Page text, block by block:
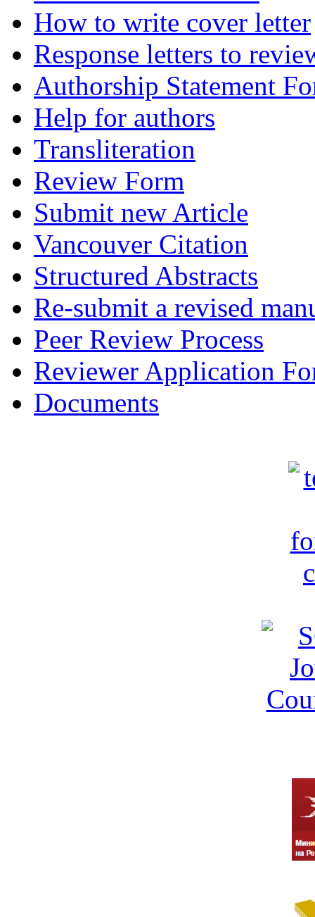
How to write cover letter
Response letters to
Authorship Statement
Help for authors
Transliteration
Review Form
Submit new Article
Vancouver Citation
Structured Abstracts
Re-submit a revised
Peer Review Process
Reviewer Application
Documents